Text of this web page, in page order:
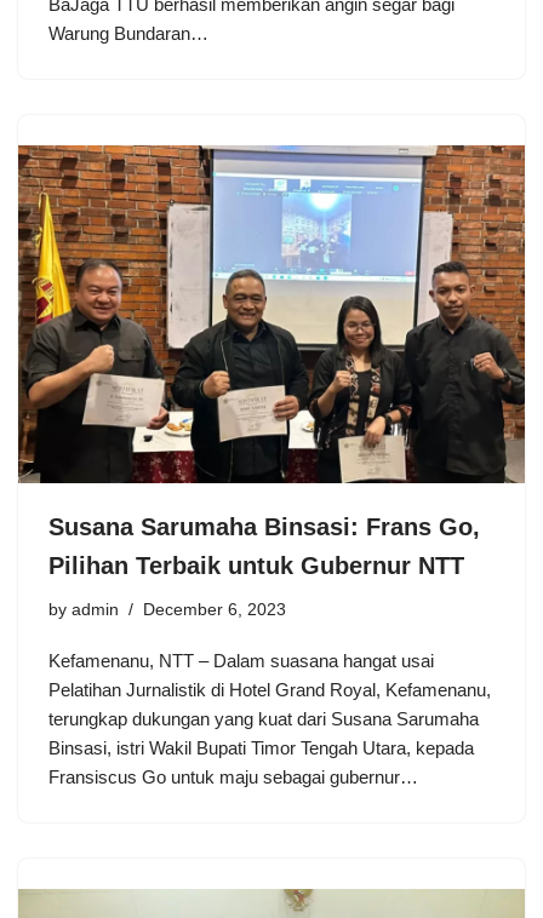
BaJaga TTU berhasil memberikan angin segar bagi
Warung Bundaran…
Susana Sarumaha Binsasi: Frans Go,
Pilihan Terbaik untuk Gubernur NTT
by admin December 6, 2023
Kefamenanu, NTT – Dalam suasana hangat usai
Pelatihan Jurnalistik di Hotel Grand Royal, Kefamenanu,
terungkap dukungan yang kuat dari Susana Sarumaha
Binsasi, istri Wakil Bupati Timor Tengah Utara, kepada
Fransiscus Go untuk maju sebagai gubernur…